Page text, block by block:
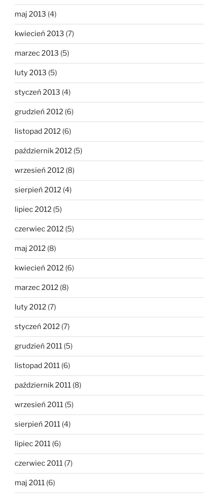
maj 2013 (4)
kwiecień 2013 (7)
marzec 2013 (5)
luty 2013 (5)
styczeń 2013 (4)
grudzień 2012 (6)
listopad 2012 (6)
październik 2012 (5)
wrzesień 2012 (8)
sierpień 2012 (4)
lipiec 2012 (5)
czerwiec 2012 (5)
maj 2012 (8)
kwiecień 2012 (6)
marzec 2012 (8)
luty 2012 (7)
styczeń 2012 (7)
grudzień 2011 (5)
listopad 2011 (6)
październik 2011 (8)
wrzesień 2011 (5)
sierpień 2011 (4)
lipiec 2011 (6)
czerwiec 2011 (7)
maj 2011 (6)